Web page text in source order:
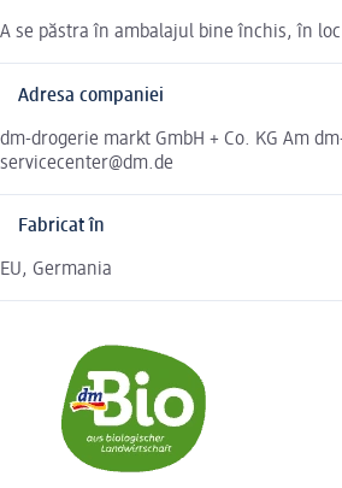
A se păstra în ambalajul bine închis, în
Adresa companiei
dm-drogerie markt GmbH + Co. KG Am
servicecenter@dm.de
Fabricat în
EU, Germania